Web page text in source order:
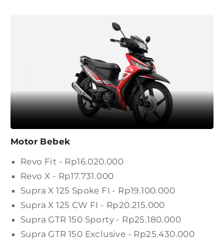
Motor Bebek
Revo Fit - Rp16.020.000
Revo X - Rp17.731.000
Supra X 125 Spoke FI - Rp19.100.000
Supra X 125 CW FI - Rp20.215.000
Supra GTR 150 Sporty - Rp25.180.000
Supra GTR 150 Exclusive - Rp25.430.000